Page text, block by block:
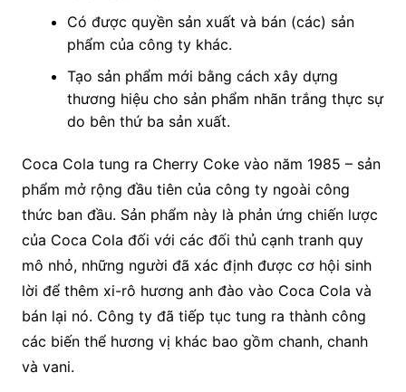
Có được quyền sản xuất và bán (các) sản
phẩm của công ty khác.
Tạo sản phẩm mới bằng cách xây dựng
thương hiệu cho sản phẩm nhãn trắng thực sự
do bên thứ ba sản xuất.
Coca Cola tung ra Cherry Coke vào năm 1985 – sản
phẩm mở rộng đầu tiên của công ty ngoài công
thức ban đầu. Sản phẩm này là phản ứng chiến lược
của Coca Cola đối với các đối thủ cạnh tranh quy
mô nhỏ, những người đã xác định được cơ hội sinh
lời để thêm xi-rô hương anh đào vào Coca Cola và
bán lại nó. Công ty đã tiếp tục tung ra thành công
các biến thể hương vị khác bao gồm chanh, chanh
và vani.